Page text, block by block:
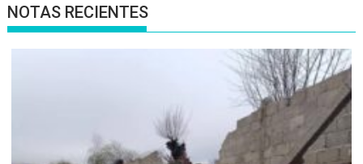
NOTAS RECIENTES